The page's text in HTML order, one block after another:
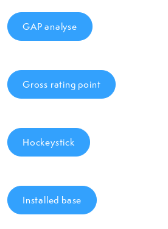
GAP analyse
Gross rating point
Hockeystick
Installed base